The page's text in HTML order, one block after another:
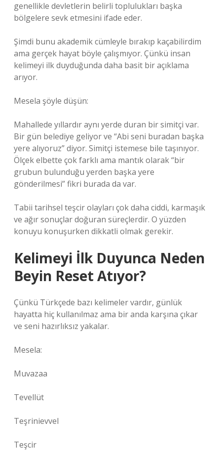
genellikle devletlerin belirli toplulukları başka
bölgelere sevk etmesini ifade eder.
Şimdi bunu akademik cümleyle bırakıp kaçabilirdim
ama gerçek hayat böyle çalışmıyor. Çünkü insan
kelimeyi ilk duyduğunda daha basit bir açıklama
arıyor.
Mesela şöyle düşün:
Mahallede yıllardır aynı yerde duran bir simitçi var.
Bir gün belediye geliyor ve “Abi seni buradan başka
yere alıyoruz” diyor. Simitçi istemese bile taşınıyor.
Ölçek elbette çok farklı ama mantık olarak “bir
grubun bulunduğu yerden başka yere
gönderilmesi” fikri burada da var.
Tabii tarihsel teşcir olayları çok daha ciddi, karmaşık
ve ağır sonuçlar doğuran süreçlerdir. O yüzden
konuyu konuşurken dikkatli olmak gerekir.
Kelimeyi İlk Duyunca Neden
Beyin Reset Atıyor?
Çünkü Türkçede bazı kelimeler vardır, günlük
hayatta hiç kullanılmaz ama bir anda karşına çıkar
ve seni hazırlıksız yakalar.
Mesela:
Muvazaa
Tevellüt
Teşrinievvel
Teşcir